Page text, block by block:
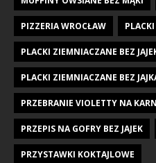
PIZZERIA WROCŁAW
PLACKI ZIEMNIACZANE BEZ
PLACKI ZIEMNIACZANE BEZ
PRZEBRANIE VIOLETTY NA
PRZEPIS NA GOFRY BEZ JAJEK
PRZYSTAWKI KOKTAJLOWE